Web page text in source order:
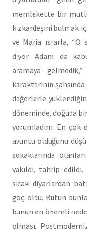
memlekette bir
kızkardeşini bulmak
ve Maria ısrarla, “O
diyor. Adam da
aramaya
karakterinin
değerlerle
döneminde, doğuda
yorumladım. En çok
avuntu olduğunu
sokaklarında
yakıldı, tahrip
sıcak diyarlardan
göç oldu. Bütün
bunun en önemli
olması.